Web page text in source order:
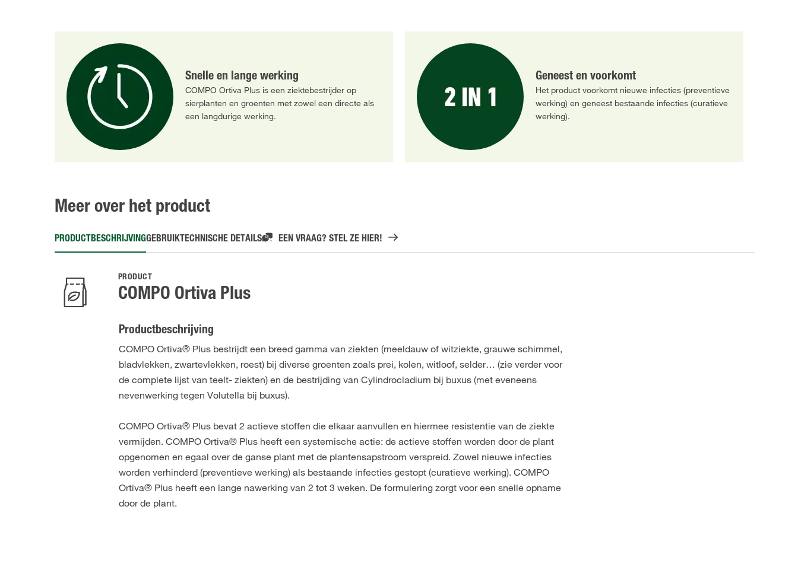
Snelle en lange werking
COMPO Ortiva Plus is een ziektebestrijder op
sierplanten en groenten met zowel een directe als
een langdurige werking.
Geneest en voorkomt
Het product voorkomt nieuwe infecties (preventieve
werking) en geneest bestaande infecties (curatieve
werking).
Meer over het product
PRODUCTBESCHRIJVINGGEBRUIKTECHNISCHE DETAILS EEN VRAAG? STEL ZE HIER!
PRODUCT
COMPO Ortiva Plus
Productbeschrijving
COMPO Ortiva® Plus bestrijdt een breed gamma van ziekten (meeldauw of witziekte, grauwe schimmel,
bladvlekken, zwartevlekken, roest) bij diverse groenten zoals prei, kolen, witloof, selder… (zie verder voor
de complete lijst van teelt- ziekten) en de bestrijding van Cylindrocladium bij buxus (met eveneens
nevenwerking tegen Volutella bij buxus).
COMPO Ortiva® Plus bevat 2 actieve stoffen die elkaar aanvullen en hiermee resistentie van de ziekte
vermijden. COMPO Ortiva® Plus heeft een systemische actie: de actieve stoffen worden door de plant
opgenomen en egaal over de ganse plant met de plantensapstroom verspreid. Zowel nieuwe infecties
worden verhinderd (preventieve werking) als bestaande infecties gestopt (curatieve werking). COMPO
Ortiva® Plus heeft een lange nawerking van 2 tot 3 weken. De formulering zorgt voor een snelle opname
door de plant.